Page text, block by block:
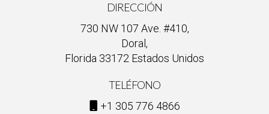
DIRECCIÓN
730 NW 107 Ave. #410,
Doral,
Florida 33172 Estados Unidos
TELÉFONO
+1 305 776 4866